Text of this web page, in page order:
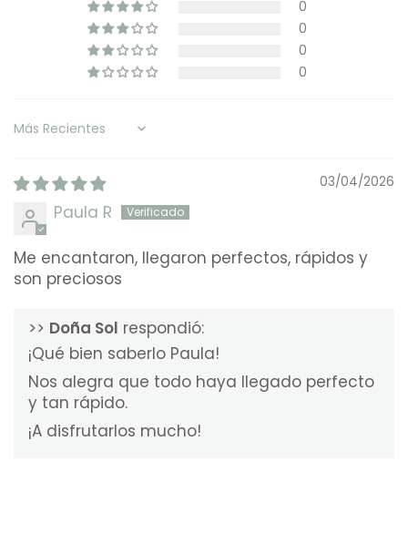
0
0
0
0
Sort by
03/04/2026
Paula R
Me encantaron, llegaron perfectos, rápidos y
son preciosos
>> Doña Sol respondió:
¡Qué bien saberlo Paula!
Nos alegra que todo haya llegado perfecto
y tan rápido.
¡A disfrutarlos mucho!